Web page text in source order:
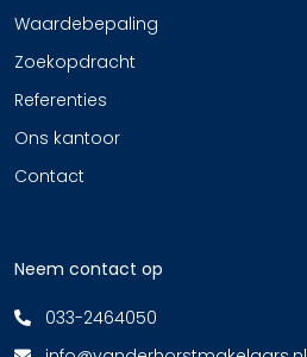
Waardebepaling
Zoekopdracht
Referenties
Ons kantoor
Contact
Neem contact op
033-2464050